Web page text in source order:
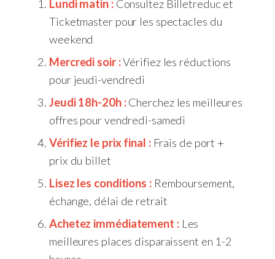
Lundi matin :Consultez Billetreduc et
Ticketmaster pour les spectacles du
weekend
Mercredi soir :Vérifiez les réductions
pour jeudi-vendredi
Jeudi 18h-20h :Cherchez les meilleures
offres pour vendredi-samedi
Vérifiez le prix final :Frais de port +
prix du billet
Lisez les conditions :Remboursement,
échange, délai de retrait
Achetez immédiatement :Les
meilleures places disparaissent en 1-2